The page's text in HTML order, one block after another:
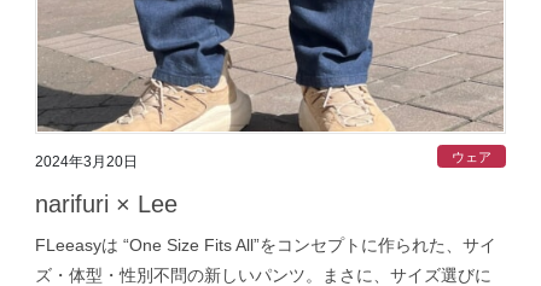
2024年3月20日 ウェア
narifuri × Lee
FLeeasyは “One Size Fits All”をコンセプトに作られた、サイ
ズ・体型・性別不問の新しいパンツ。まさに、サイズ選びに